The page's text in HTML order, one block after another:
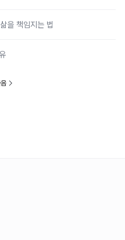
을 책임지는 법